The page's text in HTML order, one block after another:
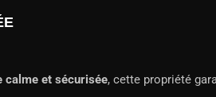
calme et sécurisée, cette propriété